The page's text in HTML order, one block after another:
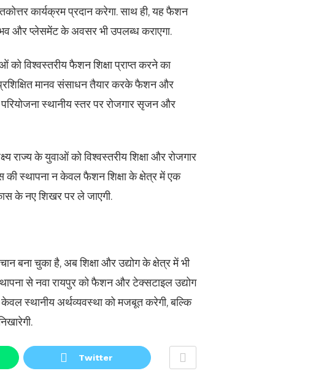
कार्यक्रम प्रदान करेगा. साथ ही, यह फैशन
और प्लेसमेंट के अवसर भी उपलब्ध कराएगा.
विश्वस्तरीय फैशन शिक्षा प्राप्त करने का
मानव संसाधन तैयार करके फैशन और
स्थानीय स्तर पर रोजगार सृजन और
राज्य के युवाओं को विश्वस्तरीय शिक्षा और रोजगार
स्थापना न केवल फैशन शिक्षा के क्षेत्र में एक
के नए शिखर पर ले जाएगी.
बना चुका है, अब शिक्षा और उद्योग के क्षेत्र में भी
से नवा रायपुर को फैशन और टेक्सटाइल उद्योग
स्थानीय अर्थव्यवस्था को मजबूत करेगी, बल्कि
Twitter